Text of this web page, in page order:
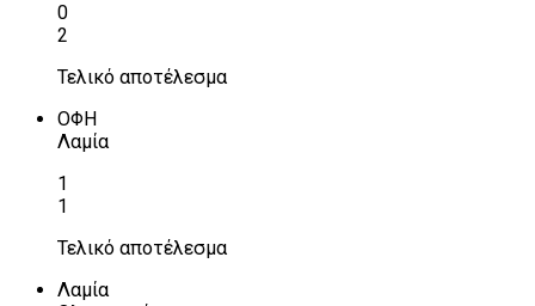
0
2
Τελικό αποτέλεσμα
ΟΦΗ
Λαμία
1
1
Τελικό αποτέλεσμα
Λαμία